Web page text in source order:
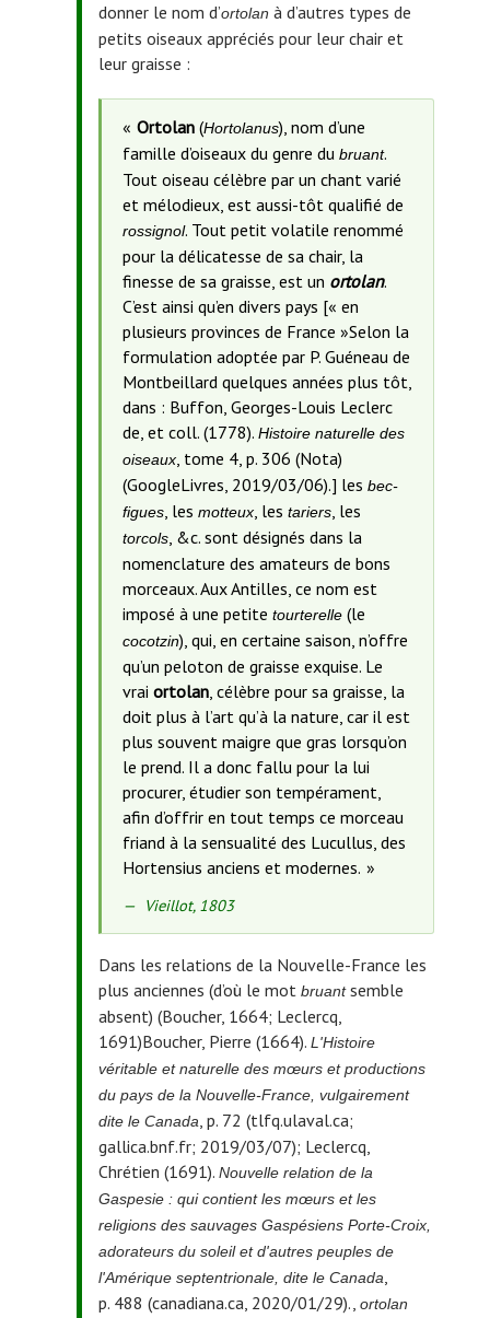
donner le nom d’ortolan à d’autres types de
petits oiseaux appréciés pour leur chair et
leur graisse :
Ortolan (Hortolanus), nom d’une
famille d’oiseaux du genre du bruant.
Tout oiseau célèbre par un chant varié
et mélodieux, est aussi-tôt qualifié de
rossignol. Tout petit volatile renommé
pour la délicatesse de sa chair, la
finesse de sa graisse, est un ortolan.
C’est ainsi qu’en divers pays [« en
plusieurs provinces de France »Selon la
formulation adoptée par P. Guéneau de
Montbeillard quelques années plus tôt,
dans : Buffon, Georges-Louis Leclerc
de, et coll. (1778). Histoire naturelle des
oiseaux, tome 4, p. 306 (Nota)
(GoogleLivres, 2019/03/06).] les bec-
figues, les motteux, les tariers, les
torcols, &c. sont désignés dans la
nomenclature des amateurs de bons
morceaux. Aux Antilles, ce nom est
imposé à une petite tourterelle (le
cocotzin), qui, en certaine saison, n’offre
qu’un peloton de graisse exquise. Le
vrai ortolan, célèbre pour sa graisse, la
doit plus à l’art qu’à la nature, car il est
plus souvent maigre que gras lorsqu’on
le prend. Il a donc fallu pour la lui
procurer, étudier son tempérament,
afin d’offrir en tout temps ce morceau
friand à la sensualité des Lucullus, des
Hortensius anciens et modernes.
Source
de
Vieillot, 1803
Dans les relations de la Nouvelle-France les
plus anciennes (d’où le mot bruantsemble
absent) (Boucher, 1664; Leclercq,
1691)Boucher, Pierre (1664). L'Histoire
véritable et naturelle des mœurs et productions
du pays de la Nouvelle-France, vulgairement
dite le Canada, p. 72 (tlfq.ulaval.ca;
gallica.bnf.fr; 2019/03/07); Leclercq,
Chrétien (1691). Nouvelle relation de la
Gaspesie : qui contient les mœurs et les
religions des sauvages Gaspésiens Porte-Croix,
adorateurs du soleil et d'autres peuples de
l'Amérique septentrionale, dite le Canada,
p. 488 (canadiana.ca, 2020/01/29)., ortolan